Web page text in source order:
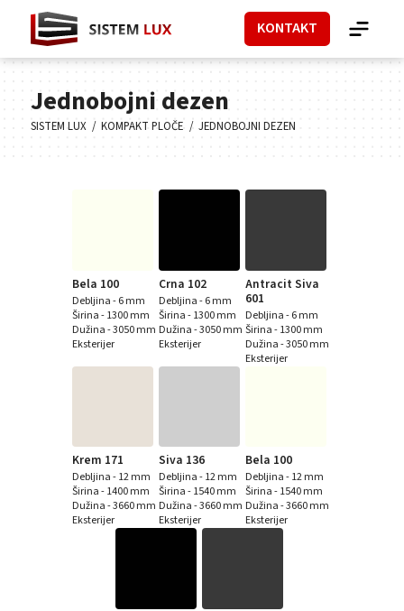
KONTAKT
Jednobojni dezen
SISTEM LUX KOMPAKT PLOČE JEDNOBOJNI DEZEN
Bela 100
Debljina - 6 mm
Širina - 1300 mm
Dužina - 3050 mm
Eksterijer
Crna 102
Debljina - 6 mm
Širina - 1300 mm
Dužina - 3050 mm
Eksterijer
Antracit Siva
601
Debljina - 6 mm
Širina - 1300 mm
Dužina - 3050 mm
Eksterijer
Krem 171
Debljina - 12 mm
Širina - 1400 mm
Dužina - 3660 mm
Eksterijer
Siva 136
Debljina - 12 mm
Širina - 1540 mm
Dužina - 3660 mm
Eksterijer
Bela 100
Debljina - 12 mm
Širina - 1540 mm
Dužina - 3660 mm
Eksterijer